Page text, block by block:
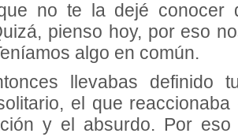
no te la dejé conocer
pienso hoy, por eso
algo en común.
llevabas definido
el que
y el absurdo. Por